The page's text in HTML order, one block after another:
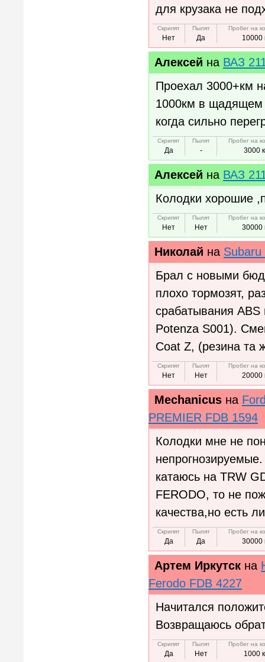
для крузака не
Скрипят
Нет
Пылят
Да
Пробег на
10000
Алексей на ВАЗ
Проехал 3000+км
1000км в щадящем
когда сильно
Скрипят
Да
Пылят
-
Пробег на
3000
Алексей на ВАЗ
Колодки хорошие
Скрипят
Нет
Пылят
Нет
Пробег на
30000
Николай на Subaru
Брал с новыми
плохо тормозят,
срабатывания
Potenza S001).
Coat Z, (резина та
Скрипят
Нет
Пылят
Нет
Пробег на
20000
Mechanicus на
PREMIER FDB 1594
Колодки мне не
катаюсь на TRW
FERODO, то не
качества,но есть
Скрипят
Да
Пылят
Да
Пробег на
30000
Артем Иркутск на
Ferodo FDB 4227
Начитался
Возвращаюсь
Скрипят
Да
Пылят
Нет
Пробег на
1000